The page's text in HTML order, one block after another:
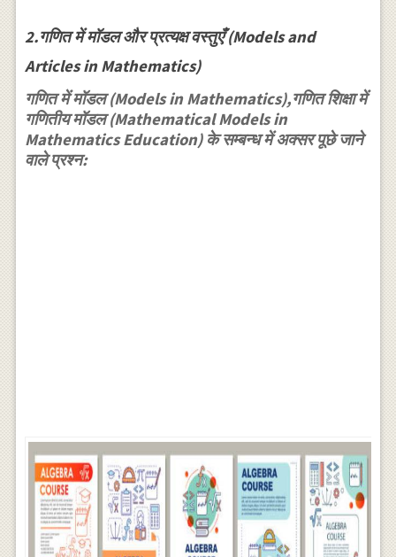
2.गणित में मॉडल और प्रत्यक्ष वस्तुएँ (Models and
Articles in Mathematics)
गणित में मॉडल (Models in Mathematics),गणित शिक्षा में
गणितीय मॉडल (Mathematical Models in
Mathematics Education) के सम्बन्ध में अक्सर पूछे जाने
वाले प्रश्न: